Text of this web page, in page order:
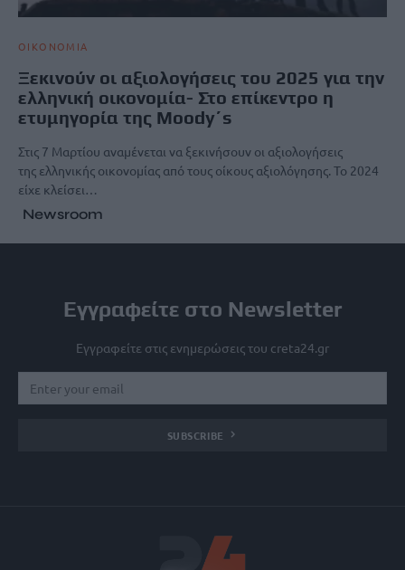
ΟΙΚΟΝΟΜΙΑ
Ξεκινούν οι αξιολογήσεις του 2025 για την
ελληνική οικονομία- Στο επίκεντρο η
ετυμηγορία της Moody΄s
Στις 7 Μαρτίου αναμένεται να ξεκινήσουν οι αξιολογήσεις
της ελληνικής οικονομίας από τους οίκους αξιολόγησης. Το 2024
είχε κλείσει…
Newsroom
Εγγραφείτε στο Newsletter
Εγγραφείτε στις ενημερώσεις του creta24.gr
SUBSCRIBE